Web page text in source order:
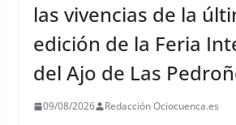
las vivencias de la
edición de la Feria
del Ajo de Las
09/08/2026 Redacción Ociocuenca.es